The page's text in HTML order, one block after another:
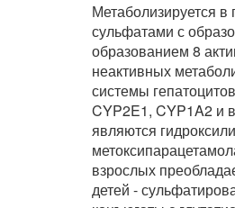
Метаболизируется в
сульфатами с
образованием 8
неактивных
системы
CYP2E1, CYP1A2 и
являются
взрослых
детей -